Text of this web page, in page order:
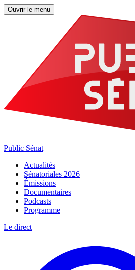
Ouvrir le menu
Public Sénat
Actualités
Sénatoriales 2026
Émissions
Documentaires
Podcasts
Programme
Le direct